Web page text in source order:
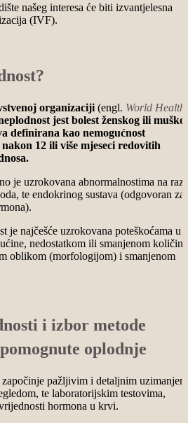
našeg interesa će biti izvantjelesna
(IVF).
organizaciji(engl. World Health
jest bolest ženskog ili
definirana kao nemogućnost
12 ili više mjeseci redovitih
je uzrokovana abnormalnostima na
te endokrinog sustava (odgovoran za
je najčešće uzrokovana poteškoćama u
nedostatkom ili smanjenom
oblikom (morfologijom) i smanjenom
i izbor metode
oplodnje
pažljivim i detaljnim uzimanjem
te laboratorijskim testovima,
hormona u krvi.